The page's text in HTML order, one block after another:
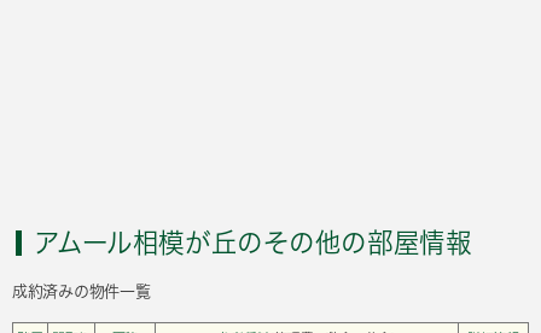
アムール相模が丘のその他の部屋情報
成約済みの物件一覧